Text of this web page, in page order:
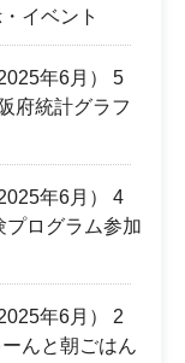
イベント
年6月） 5
府統計グラフ
年6月） 4
プログラム参加
年6月） 2
んと朝ごはん